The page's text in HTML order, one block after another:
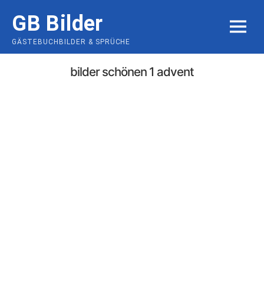
content
GB Bilder
GÄSTEBUCHBILDER & SPRÜCHE
MENU
bilder schönen 1 advent